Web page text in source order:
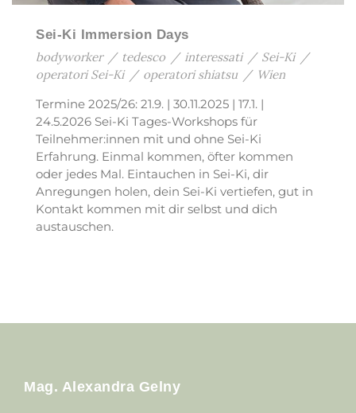
Sei-Ki Immersion Days
bodyworker / tedesco / interessati / Sei-Ki /
operatori Sei-Ki / operatori shiatsu / Wien
Termine 2025/26: 21.9. | 30.11.2025 | 17.1. |
24.5.2026 Sei-Ki Tages-Workshops für
Teilnehmer:innen mit und ohne Sei-Ki
Erfahrung. Einmal kommen, öfter kommen
oder jedes Mal. Eintauchen in Sei-Ki, dir
Anregungen holen, dein Sei-Ki vertiefen, gut in
Kontakt kommen mit dir selbst und dich
austauschen.
Mag. Alexandra Gelny